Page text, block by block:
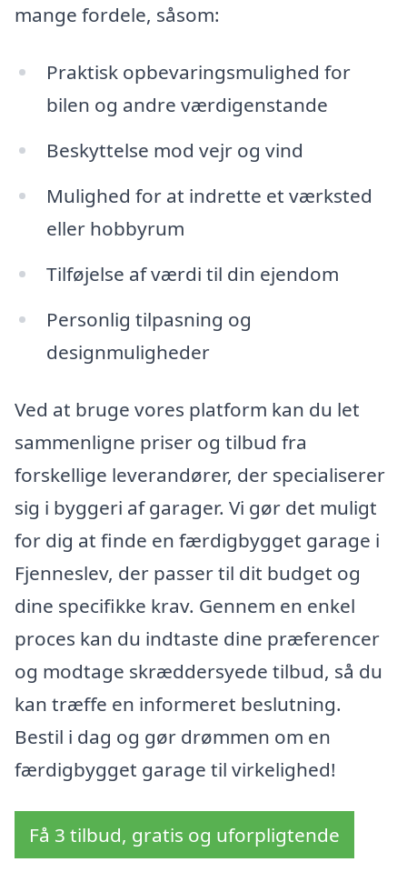
mange fordele, såsom:
Praktisk opbevaringsmulighed for
bilen og andre værdigenstande
Beskyttelse mod vejr og vind
Mulighed for at indrette et værksted
eller hobbyrum
Tilføjelse af værdi til din ejendom
Personlig tilpasning og
designmuligheder
Ved at bruge vores platform kan du let
sammenligne priser og tilbud fra
forskellige leverandører, der specialiserer
sig i byggeri af garager. Vi gør det muligt
for dig at finde en færdigbygget garage i
Fjenneslev, der passer til dit budget og
dine specifikke krav. Gennem en enkel
proces kan du indtaste dine præferencer
og modtage skræddersyede tilbud, så du
kan træffe en informeret beslutning.
Bestil i dag og gør drømmen om en
færdigbygget garage til virkelighed!
Få 3 tilbud, gratis og uforpligtende